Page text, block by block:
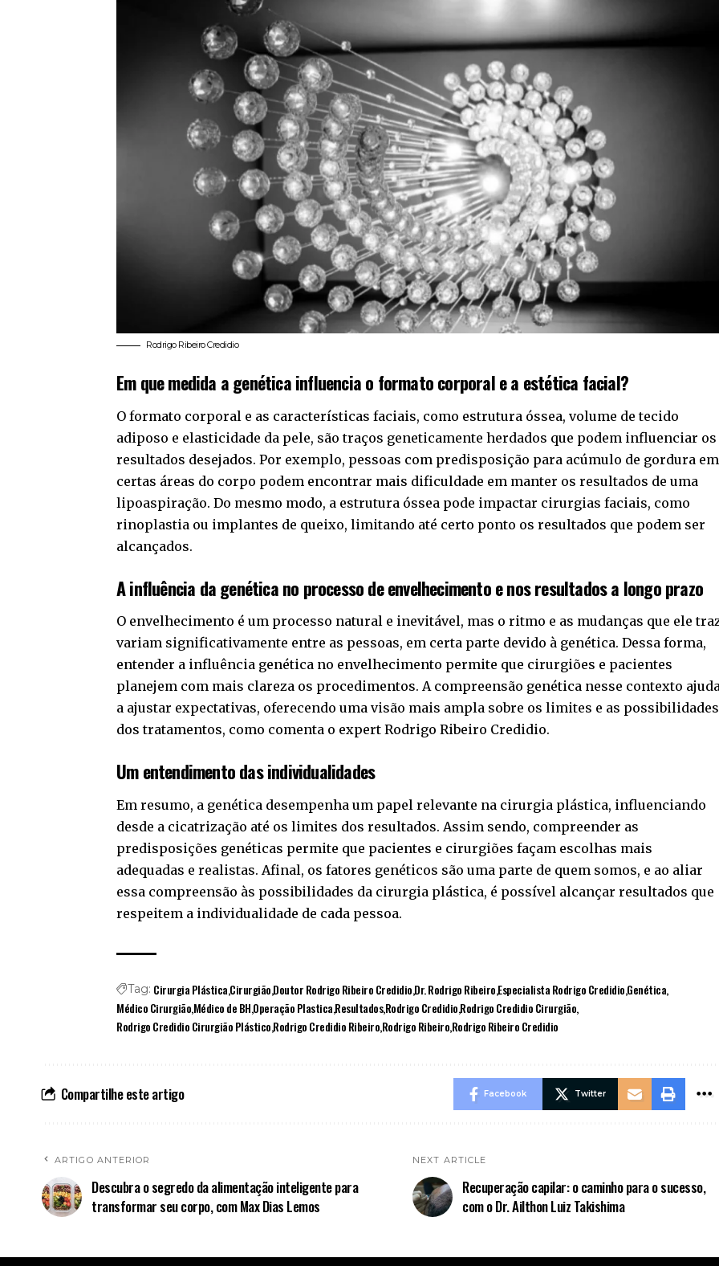
Rodrigo Ribeiro Credidio
Em que medida a genética influencia o formato corporal e a estética facial?
O formato corporal e as características faciais, como estrutura óssea, volume de tecido
adiposo e elasticidade da pele, são traços geneticamente herdados que podem influenciar os
resultados desejados. Por exemplo, pessoas com predisposição para acúmulo de gordura em
certas áreas do corpo podem encontrar mais dificuldade em manter os resultados de uma
lipoaspiração. Do mesmo modo, a estrutura óssea pode impactar cirurgias faciais, como
rinoplastia ou implantes de queixo, limitando até certo ponto os resultados que podem ser
alcançados.
A influência da genética no processo de envelhecimento e nos resultados a longo prazo
O envelhecimento é um processo natural e inevitável, mas o ritmo e as mudanças que ele
variam significativamente entre as pessoas, em certa parte devido à genética. Dessa forma,
entender a influência genética no envelhecimento permite que cirurgiões e pacientes
planejem com mais clareza os procedimentos. A compreensão genética nesse contexto
a ajustar expectativas, oferecendo uma visão mais ampla sobre os limites e as possibilidades
dos tratamentos, como comenta o expert Rodrigo Ribeiro Credidio.
Um entendimento das individualidades
Em resumo, a genética desempenha um papel relevante na cirurgia plástica, influenciando
desde a cicatrização até os limites dos resultados. Assim sendo, compreender as
predisposições genéticas permite que pacientes e cirurgiões façam escolhas mais
adequadas e realistas. Afinal, os fatores genéticos são uma parte de quem somos, e ao aliar
essa compreensão às possibilidades da cirurgia plástica, é possível alcançar resultados que
respeitem a individualidade de cada pessoa.
Tag: Cirurgia PlásticaCirurgiãoDoutor Rodrigo Ribeiro CredidioDr. Rodrigo RibeiroEspecialista Rodrigo CredidioGenética
Médico CirurgiãoMédico de BHOperação PlasticaResultadosRodrigo CredidioRodrigo Credidio Cirurgião
Rodrigo Credidio Cirurgião PlásticoRodrigo Credidio RibeiroRodrigo RibeiroRodrigo Ribeiro Credidio
Compartilhe este artigo Facebook Twitter
ARTIGO ANTERIOR
Descubra o segredo da alimentação inteligente para
transformar seu corpo, com Max Dias Lemos
NEXT ARTICLE
Recuperação capilar: o caminho para o sucesso,
com o Dr. Ailthon Luiz Takishima